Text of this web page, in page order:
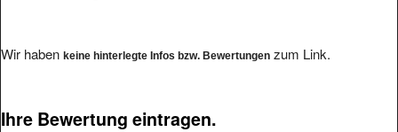
Wir haben keine hinterlegte Infos bzw. Bewertungen zum Link.
Ihre Bewertung eintragen.